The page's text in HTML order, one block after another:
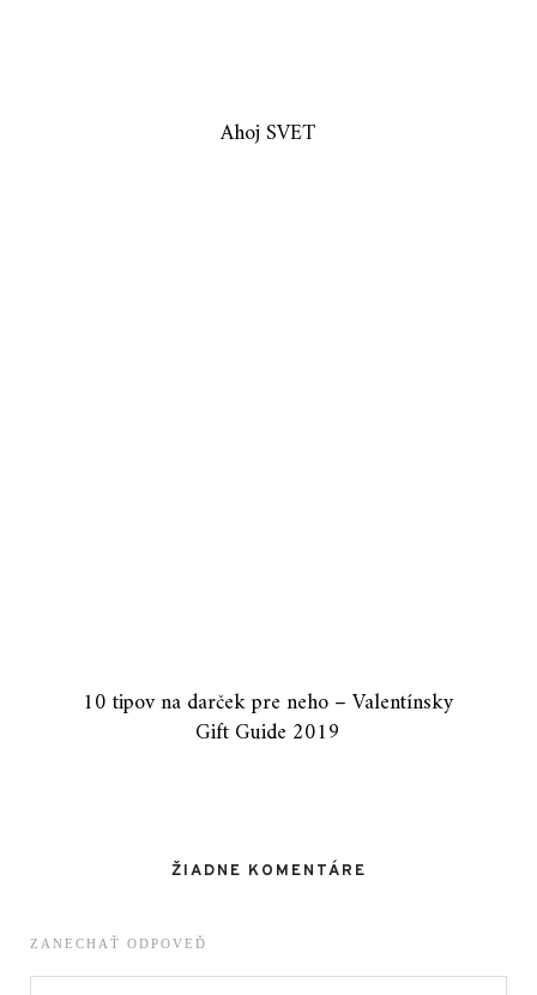
Ahoj SVET
10 tipov na darček pre neho – Valentínsky
Gift Guide 2019
ŽIADNE KOMENTÁRE
ZANECHAŤ ODPOVEĎ